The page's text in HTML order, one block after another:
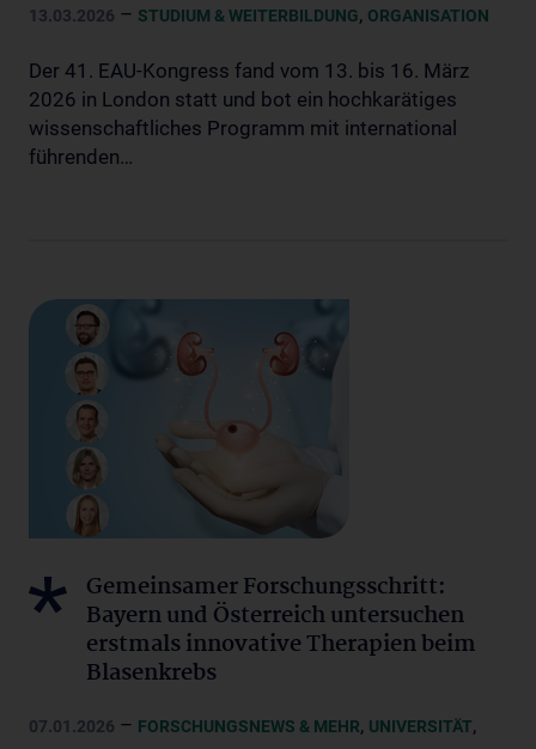
13.03.2026 – STUDIUM & WEITERBILDUNG, ORGANISATION
Der 41. EAU-Kongress fand vom 13. bis 16. März
2026 in London statt und bot ein hochkarätiges
wissenschaftliches Programm mit international
führenden…
Gemeinsamer Forschungsschritt:
Bayern und Österreich untersuchen
erstmals innovative Therapien beim
Blasenkrebs
07.01.2026 – FORSCHUNGSNEWS & MEHR, UNIVERSITÄT,